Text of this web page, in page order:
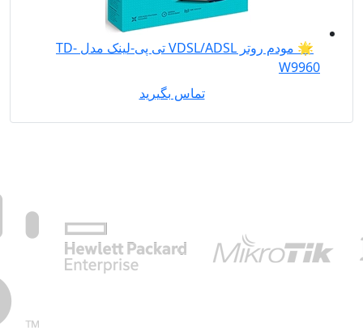
🌟 مودم روتر VDSL/ADSL تی پی-لینک مدل TD-
W9960
تماس بگیرید